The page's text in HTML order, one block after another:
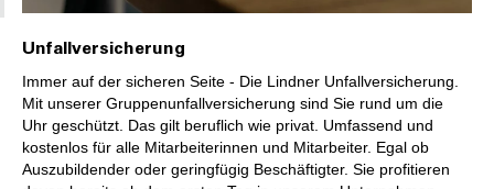
Unfallversicherung
Immer auf der sicheren Seite - Die Lindner Unfallversicherung.
Mit unserer Gruppenunfallversicherung sind Sie rund um die
Uhr geschützt. Das gilt beruflich wie privat. Umfassend und
kostenlos für alle Mitarbeiterinnen und Mitarbeiter. Egal ob
Auszubildender oder geringfügig Beschäftigter. Sie profitieren